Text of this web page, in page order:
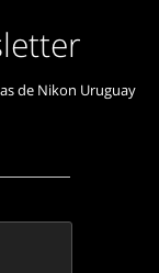
de Nikon Uruguay